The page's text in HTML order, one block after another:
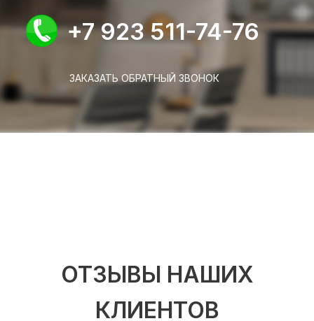
+7 923 511-74-76
ЗАКАЗАТЬ ОБРАТНЫЙ ЗВОНОК
ОТЗЫВЫ НАШИХ
КЛИЕНТОВ